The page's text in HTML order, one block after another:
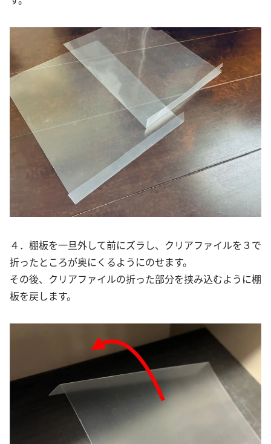
４．棚板を一旦外して前にズラし、クリアファイルを３で
折ったところが奥にくるようにのせます。
その後、クリアファイルの折った部分を挟み込むように棚
板を戻します。